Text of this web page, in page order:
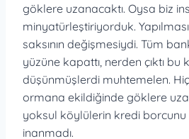
göklere uzanacaktı. Oysa biz
minyatürleştiriyorduk.
saksının değişmesiydi. Tüm
yüzüne kapattı, nerden çıktı bu
düşünmüşlerdi muhtemelen.
ormana ekildiğinde göklere
yoksul köylülerin kredi
inanmadı.